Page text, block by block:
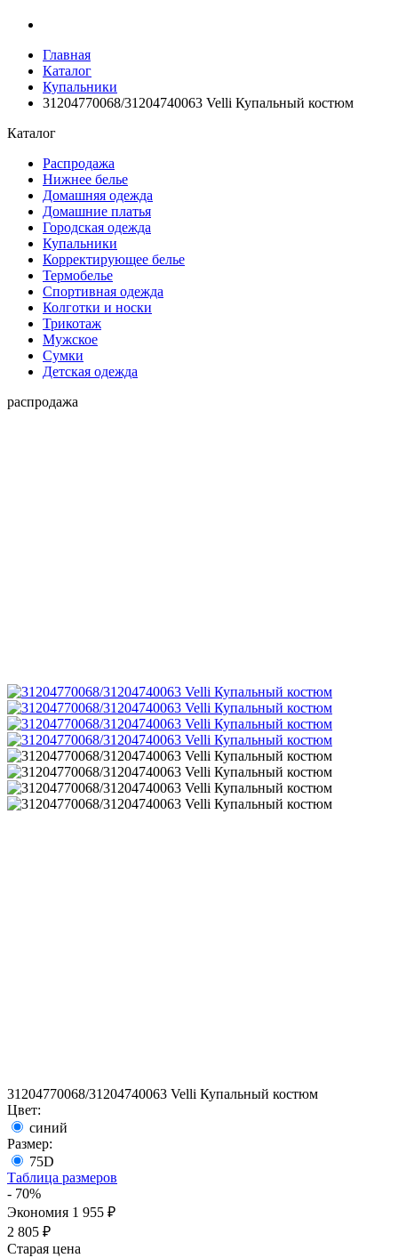
Главная
Каталог
Купальники
31204770068/31204740063 Velli Купальный костюм
Каталог
Распродажа
Нижнее белье
Домашняя одежда
Домашние платья
Городская одежда
Купальники
Корректирующее белье
Термобелье
Спортивная одежда
Колготки и носки
Трикотаж
Мужское
Сумки
Детская одежда
распродажа
31204770068/31204740063 Velli Купальный костюм
Цвет:
синий
Размер:
75D
Таблица размеров
- 70%
Экономия 1 955 ₽
2 805 ₽
Старая цена